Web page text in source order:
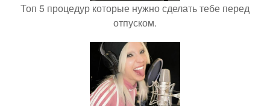
Топ 5 процедур которые нужно сделать тебе перед
отпуском.